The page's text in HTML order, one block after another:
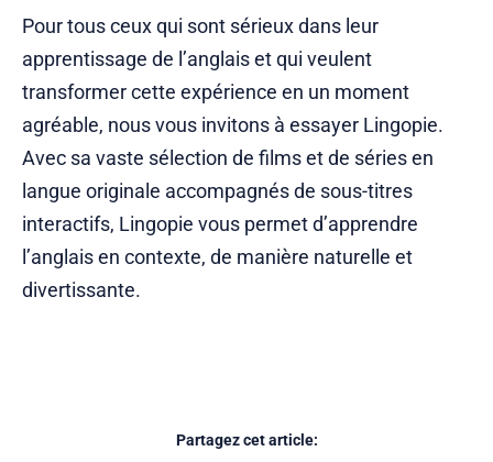
Pour tous ceux qui sont sérieux dans leur
apprentissage de l’anglais et qui veulent
transformer cette expérience en un moment
agréable, nous vous invitons à essayer Lingopie.
Avec sa vaste sélection de films et de séries en
langue originale accompagnés de sous-titres
interactifs, Lingopie vous permet d’apprendre
l’anglais en contexte, de manière naturelle et
divertissante.
Partagez cet article: